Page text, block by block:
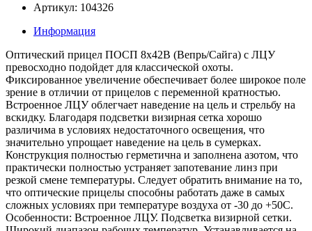
Артикул: 104326
Информация
Оптический прицел ПОСП 8х42В (Вепрь/Сайга) с ЛЦУ
превосходно подойдет для классической охоты.
Фиксированное увеличение обеспечивает более широкое поле
зрение в отличии от прицелов с переменной кратностью.
Встроенное ЛЦУ облегчает наведение на цель и стрельбу на
вскидку. Благодаря подсветки визирная сетка хорошо
различима в условиях недостаточного освещения, что
значительно упрощает наведение на цель в сумерках.
Конструкция полностью герметична и заполнена азотом, что
практически полностью устраняет запотевание линз при
резкой смене температуры. Следует обратить внимание на то,
что оптические прицелы способны работать даже в самых
сложных условиях при температуре воздуха от -30 до +50С.
Особенности: Встроенное ЛЦУ. Подсветка визирной сетки.